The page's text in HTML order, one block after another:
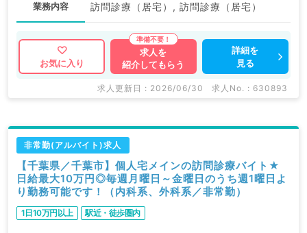
業務内容 訪問診療（居宅）, 訪問診療（居宅）
お気に入り
求人を
紹介してもらう
詳細を
見る
求人更新日 : 2026/06/30 求人No. : 630893
非常勤(アルバイト)求人
【千葉県／千葉市】個人宅メインの訪問診療バイト★
日給最大10万円◎毎週月曜日～金曜日のうち週1曜日よ
り勤務可能です！（内科系、外科系／非常勤）
1日10万円以上 駅近・徒歩圏内